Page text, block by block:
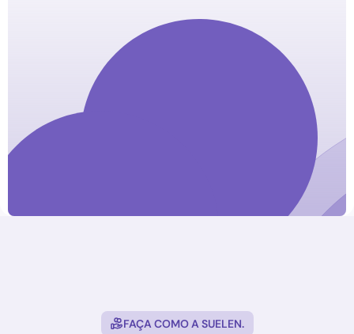
Vimos que você montou um
FAÇA COMO A SUELEN.